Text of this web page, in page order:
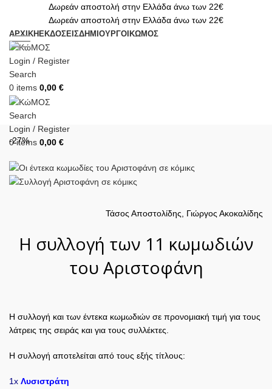
Δωρεάν αποστολή στην Ελλάδα άνω των 22€
Δωρεάν αποστολή στην Ελλάδα άνω των 22€
ΑΡΧΙΚΗ ΕΚΔΟΣΕΙΣΔΗΜΙΟΥΡΓΟΙ ΚΏΜΟΣ
Login / Register
Search
0 items 0,00 €
Search
Login / Register
0items 0,00 €
-27%
Τάσος Αποστολίδης, Γιώργος Ακοκαλίδης
Η συλλογή των 11 κωμωδιών
του Αριστοφάνη
Η συλλογή και των έντεκα κωμωδιών σε προνομιακή τιμή για τους
λάτρεις της σειράς και για τους συλλέκτες.
Η συλλογή αποτελείται από τους εξής τίτλους:
1x Λυσιστράτη